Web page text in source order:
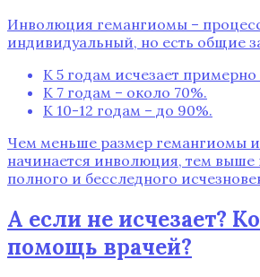
Инволюция гемангиомы –
индивидуальный‚ но есть общие
К 5 годам исчезает
К 7 годам – около 70%.
К 10-12 годам – до 90%.
Чем меньше размер гемангиомы
начинается инволюция‚ тем выше
полного и бесследного
А если не исчезает?
помощь врачей?